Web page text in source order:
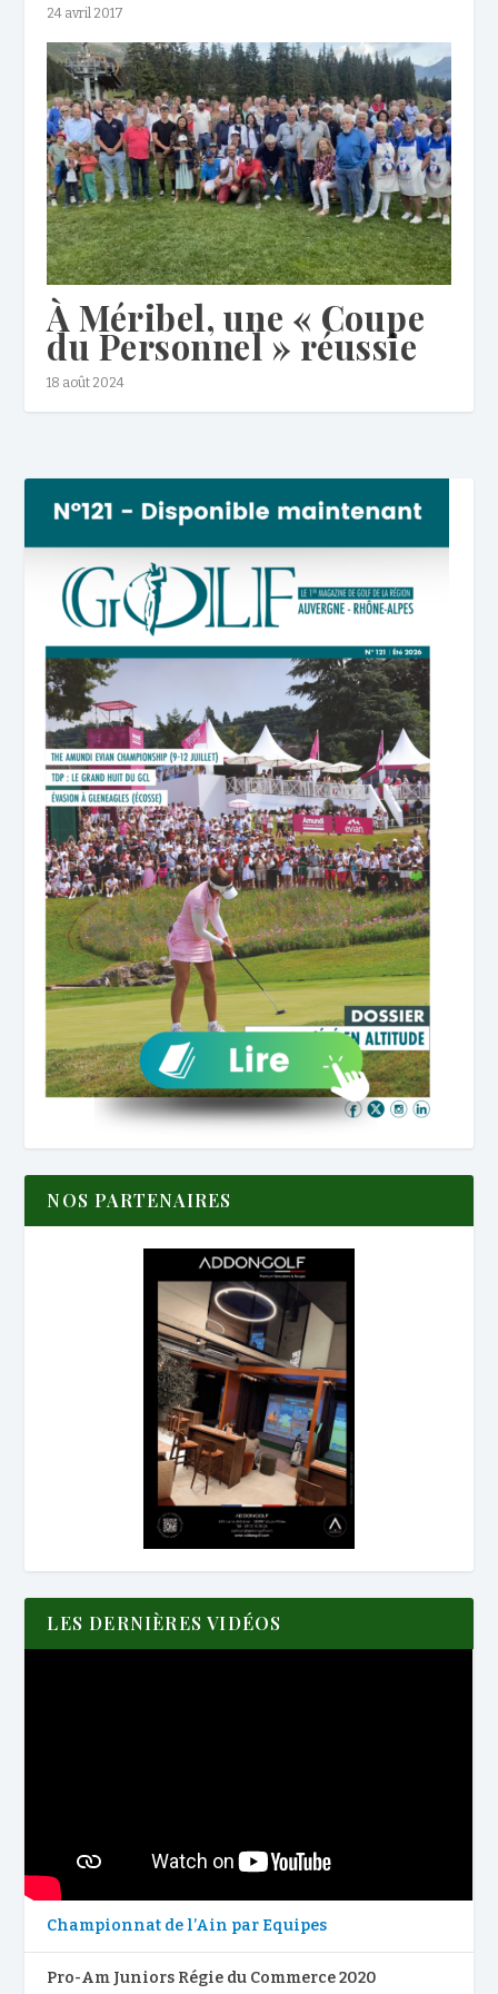
24 avril 2017
À Méribel, une « Coupe
du Personnel » réussie
18 août 2024
NOS PARTENAIRES
LES DERNIÈRES VIDÉOS
Championnat de l’Ain par Equipes
Pro-Am Juniors Régie du Commerce 2020